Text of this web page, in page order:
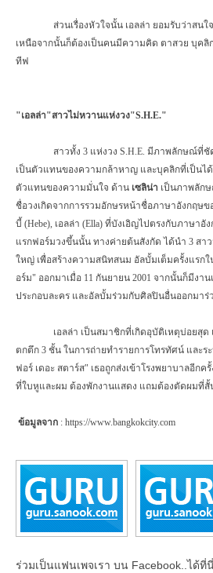
ส่วนเรื่องหัวใจนั้น เอลล่า ยอมรับว่าสน
เหนือจากนั้นก็ต้องเป็นคนมีความคิด ตาสวย บุคลิ
ทีฟ
"เอลล่า"สาวไม่หวานแห่งวง"S.H.E."
สาวทั้ง 3 แห่งวง S.H.E. มีภาพลักษณ์ที่ชั
เป็นตัวแทนของความกล้าหาญ และบุคลิกที่เป็นไ
ตัวแทนของความมั่นใจ ด้าน เซลิน่า เป็นภาพลัก
ชื่อวงเกิดจากการรวมอักษรหน้าชื่อภาษาอังกฤษข
บี้ (Hebe), เอลล่า (Ella) ที่บังเอิญไปตรงกับภาษาอั
แรกฟอร์มวงขึ้นนั้น ทางค่ายต้นสังกัด ได้นำ 3 สา
ใหญ่ เพื่อสร้างความสนิทสนม อัลบั้มเต็มครั้งแรกใ
อร์ม" ออกมาเมื่อ 11 กันยายน 2001 จากนั้นก็มีงา
ประกอบละคร และอัลบั้มร่วมกับศิลปินอื่นออกมาร่
เอลล่า เป็นสมาชิกที่เกิดอุบัติเหตุบ่อยสุด
ตกตึก 3 ชั้น ในการถ่ายทำรายการโทรทัศน์ และร
ฟอร์ เดอะ สตาร์ส" เธอถูกส่งเข้าโรงพยาบาลอีกค
ที่ใบหูและผม ต้องพักงานแสดง แถมต้องตัดผมที่
ข้อมูลจาก : https://www.bangkokcity.com
ร่วมเป็นแฟนเพจเรา บน Facebook..ได้ที่